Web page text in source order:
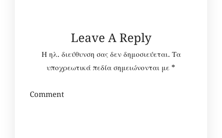
Leave A Reply
Η ηλ. διεύθυνση σας δεν δημοσιεύεται. Τα
υποχρεωτικά πεδία σημειώνονται με *
Comment